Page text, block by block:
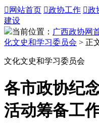
 网站首页 政协工作 政
建设
当前位置： 广西政协网
化文史和学习委员会 > 正
文化文史和学习委员会
各市政协纪
活动筹备工